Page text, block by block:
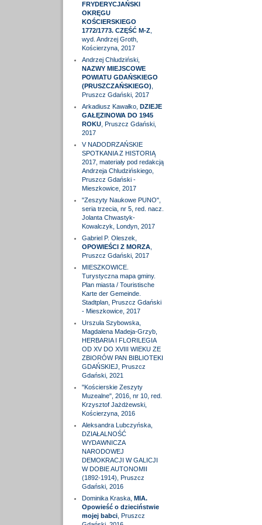
FRYDERYCJAŃSKI
OKRĘGU
KOŚCIERSKIEGO
1772/1773. CZĘŚĆ M-Z,
wyd. Andrzej Groth,
Kościerzyna, 2017
Andrzej Chludziński,
NAZWY MIEJSCOWE
POWIATU GDAŃSKIEGO
(PRUSZCZAŃSKIEGO)
Pruszcz Gdański, 2017
Arkadiusz Kawałko, DZIEJE
GAŁĘZINOWA DO 1945
ROKU, Pruszcz Gdański,
2017
V NADODRZAŃSKIE
SPOTKANIA Z HISTORIĄ
2017, materiały pod redakcją
Andrzeja Chludzińskiego,
Pruszcz Gdański -
Mieszkowice, 2017
"Zeszyty Naukowe PUNO",
seria trzecia, nr 5, red. nacz.
Jolanta Chwastyk-
Kowalczyk, Londyn, 2017
Gabriel P. Oleszek,
OPOWIEŚCI Z MORZA,
Pruszcz Gdański, 2017
MIESZKOWICE.
Turystyczna mapa gminy.
Plan miasta / Touristische
Karte der Gemeinde.
Stadtplan, Pruszcz Gdański
- Mieszkowice, 2017
Urszula Szybowska,
Magdalena Madeja-Grzyb,
HERBARIA I FLORILEGIA
OD XV DO XVIII WIEKU ZE
ZBIORÓW PAN BIBLIOTEKI
GDAŃSKIEJ, Pruszcz
Gdański, 2021
"Kościerskie Zeszyty
Muzealne", 2016, nr 10, red.
Krzysztof Jażdżewski,
Kościerzyna, 2016
Aleksandra Lubczyńska,
DZIAŁALNOŚĆ
WYDAWNICZA
NARODOWEJ
DEMOKRACJI W GALICJI
W DOBIE AUTONOMII
(1892-1914), Pruszcz
Gdański, 2016
Dominika Kraska, MIA.
Opowieść o dzieciństwie
mojej babci, Pruszcz